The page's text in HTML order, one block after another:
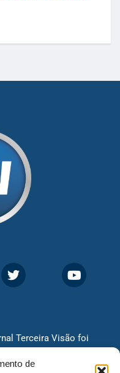
de
Terceira Visão foi
época só existiam